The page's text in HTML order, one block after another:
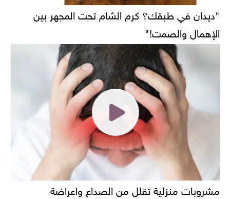
"ديدان في طبقك؟ كرم الشام تحت المجهر بين
الإهمال والصمت!"
مشروبات منزلية تقلل من الصداع واعراضة